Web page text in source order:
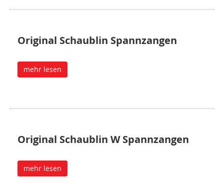
Original Schaublin Spannzangen
mehr lesen
Original Schaublin W Spannzangen
mehr lesen